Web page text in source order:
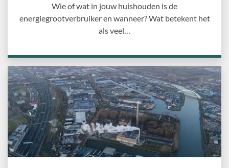
Wie of wat in jouw huishouden is de
energiegrootverbruiker en wanneer? Wat betekent het
als veel…